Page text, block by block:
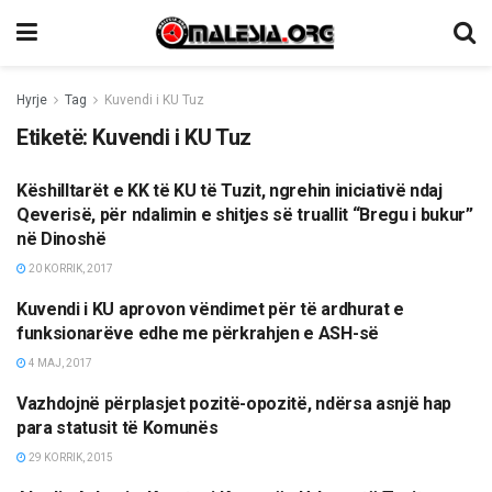
Hyrje Tag Kuvendi i KU Tuz
Etiketë: Kuvendi i KU Tuz
LAJME
Këshilltarët e KK të KU të Tuzit, ngrehin iniciativë ndaj
Qeverisë, për ndalimin e shitjes së truallit “Bregu i bukur”
në Dinoshë
20 KORRIK, 2017
LAJME
Kuvendi i KU aprovon vëndimet për të ardhurat e
funksionarëve edhe me përkrahjen e ASH-së
4 MAJ, 2017
LAJME
Vazhdojnë përplasjet pozitë-opozitë, ndërsa asnjë hap
para statusit të Komunës
29 KORRIK, 2015